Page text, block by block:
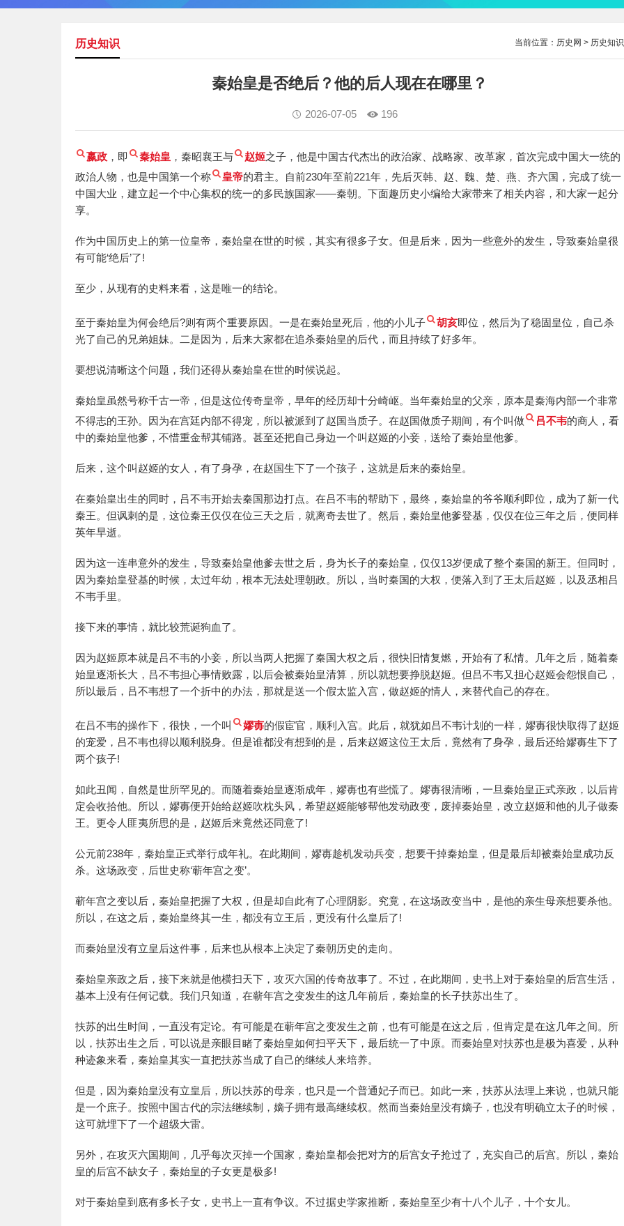
当前位置： 历史网 > 历史知识
历史知识
秦始皇是否绝后？他的后人现在在哪里？
2026-07-05 196
嬴政 ，即 秦始皇 ，秦昭襄王与 赵姬之子，他是中国古代杰出的政治家、战略家、改革家，首次完成中国大一统的
政治人物，也是中国第一个称
皇帝的君主。自前230年至前221年，先后灭韩、赵、魏、楚、燕、齐六国，完成了统一
中国大业，建立起一个中心集权的统一的多民族国家——秦朝。下面趣历史小编给大家带来了相关内容，和大家一起分
享。
作为中国历史上的第一位皇帝，秦始皇在世的时候，其实有很多子女。但是后来，因为一些意外的发生，导致秦始皇很
有可能‘绝后’了!
至少，从现有的史料来看，这是唯一的结论。
至于秦始皇为何会绝后?则有两个重要原因。一是在秦始皇死后，他的小儿子 胡亥即位，然后为了稳固皇位，自己杀
光了自己的兄弟姐妹。二是因为，后来大家都在追杀秦始皇的后代，而且持续了好多年。
要想说清晰这个问题，我们还得从秦始皇在世的时候说起。
秦始皇虽然号称千古一帝，但是这位传奇皇帝，早年的经历却十分崎岖。当年秦始皇的父亲，原本是秦海内部一个非常
不得志的王孙。因为在宫廷内部不得宠，所以被派到了赵国当质子。在赵国做质子期间，有个叫做
吕不韦的商人，看
中的秦始皇他爹，不惜重金帮其铺路。甚至还把自己身边一个叫赵姬的小妾，送给了秦始皇他爹。
后来，这个叫赵姬的女人，有了身孕，在赵国生下了一个孩子，这就是后来的秦始皇。
在秦始皇出生的同时，吕不韦开始去秦国那边打点。在吕不韦的帮助下，最终，秦始皇的爷爷顺利即位，成为了新一代
秦王。但讽刺的是，这位秦王仅仅在位三天之后，就离奇去世了。然后，秦始皇他爹登基，仅仅在位三年之后，便同样
英年早逝。
因为这一连串意外的发生，导致秦始皇他爹去世之后，身为长子的秦始皇，仅仅13岁便成了整个秦国的新王。但同时，
因为秦始皇登基的时候，太过年幼，根本无法处理朝政。所以，当时秦国的大权，便落入到了王太后赵姬，以及丞相吕
不韦手里。
接下来的事情，就比较荒诞狗血了。
因为赵姬原本就是吕不韦的小妾，所以当两人把握了秦国大权之后，很快旧情复燃，开始有了私情。几年之后，随着秦
始皇逐渐长大，吕不韦担心事情败露，以后会被秦始皇清算，所以就想要挣脱赵姬。但吕不韦又担心赵姬会怨恨自己，
所以最后，吕不韦想了一个折中的办法，那就是送一个假太监入宫，做赵姬的情人，来替代自己的存在。
在吕不韦的操作下，很快，一个叫 嫪毐的假宦官，顺利入宫。此后，就犹如吕不韦计划的一样，嫪毐很快取得了赵姬
的宠爱，吕不韦也得以顺利脱身。但是谁都没有想到的是，后来赵姬这位王太后，竟然有了身孕，最后还给嫪毐生下了
两个孩子!
如此丑闻，自然是世所罕见的。而随着秦始皇逐渐成年，嫪毐也有些慌了。嫪毐很清晰，一旦秦始皇正式亲政，以后肯
定会收拾他。所以，嫪毐便开始给赵姬吹枕头风，希望赵姬能够帮他发动政变，废掉秦始皇，改立赵姬和他的儿子做秦
王。更令人匪夷所思的是，赵姬后来竟然还同意了!
公元前238年，秦始皇正式举行成年礼。在此期间，嫪毐趁机发动兵变，想要干掉秦始皇，但是最后却被秦始皇成功反
杀。这场政变，后世史称‘蕲年宫之变’。
蕲年宫之变以后，秦始皇把握了大权，但是却自此有了心理阴影。究竟，在这场政变当中，是他的亲生母亲想要杀他。
所以，在这之后，秦始皇终其一生，都没有立王后，更没有什么皇后了!
而秦始皇没有立皇后这件事，后来也从根本上决定了秦朝历史的走向。
秦始皇亲政之后，接下来就是他横扫天下，攻灭六国的传奇故事了。不过，在此期间，史书上对于秦始皇的后宫生活，
基本上没有任何记载。我们只知道，在蕲年宫之变发生的这几年前后，秦始皇的长子扶苏出生了。
扶苏的出生时间，一直没有定论。有可能是在蕲年宫之变发生之前，也有可能是在这之后，但肯定是在这几年之间。所
以，扶苏出生之后，可以说是亲眼目睹了秦始皇如何扫平天下，最后统一了中原。而秦始皇对扶苏也是极为喜爱，从种
种迹象来看，秦始皇其实一直把扶苏当成了自己的继续人来培养。
但是，因为秦始皇没有立皇后，所以扶苏的母亲，也只是一个普通妃子而已。如此一来，扶苏从法理上来说，也就只能
是一个庶子。按照中国古代的宗法继续制，嫡子拥有最高继续权。然而当秦始皇没有嫡子，也没有明确立太子的时候，
这可就埋下了一个超级大雷。
另外，在攻灭六国期间，几乎每次灭掉一个国家，秦始皇都会把对方的后宫女子抢过了，充实自己的后宫。所以，秦始
皇的后宫不缺女子，秦始皇的子女更是极多!
对于秦始皇到底有多长子女，史书上一直有争议。不过据史学家推断，秦始皇至少有十八个儿子，十个女儿。